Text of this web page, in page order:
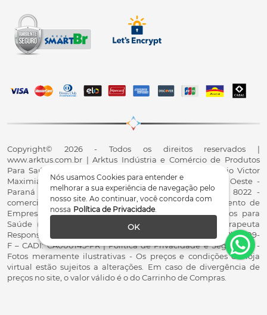
Nós usamos Cookies para entender e
melhorar a sua experiência de navegação pelo
nosso site. Ao continuar, você concorda com
nossa Política de Privacidade.
OK
Copyright© 2026 - Todos os direitos reservados |
www.arktus.com.br | Arktus Indústria e Comércio de Produtos
Para Saúde Ltda | CNPJ: 01.417.367/0001-78 | R. Antônio Victor
Maximiano, 107, Parque Industrial II, Santa Tereza do Oeste -
Paraná - CEP 85825-900 - Fale conosco: 0800 200 8022 -
comercial@arktus.com.br | Autorização de Funcionamento de
Empresa - AFE/ANVISA - Para Fabricação de Produtos para
Saúde (Correlatos): 8.02.844-5 (UX418X102741) - Fisioterapeuta
Responsável Técnico Dr. Alex Fernando Zani - Crefito8(PR): 8409-
F – CADI: CA000145-PR | Política de Privacidade e Segurança -
Fotos meramente ilustrativas - Os preços e condições da loja
virtual estão sujeitos a alterações. Em caso de divergência de
preços no site, o valor válido é o do Carrinho de Compras.